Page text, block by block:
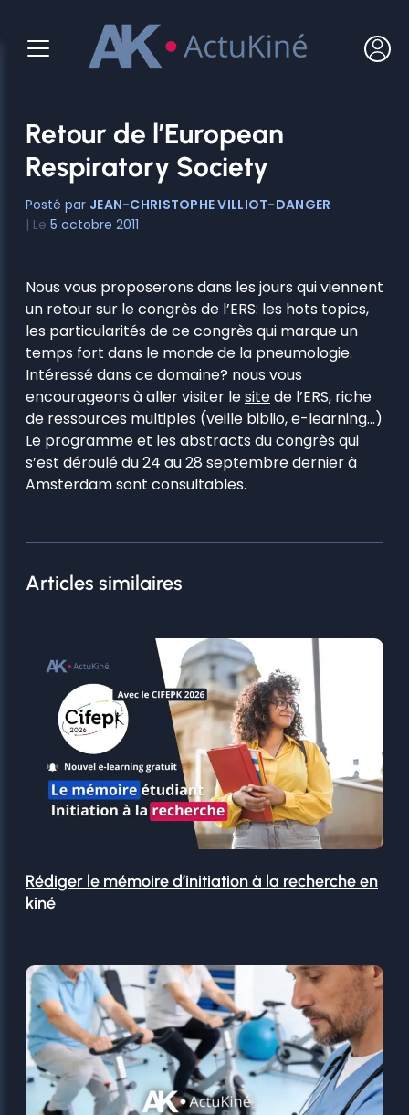
contenu
Retour de l’European
Respiratory Society
JEAN-CHRISTOPHE VILLIOT-DANGER
5 octobre 2011
Nous vous proposerons dans les jours qui viennent
un retour sur le congrès de l’ERS: les hots topics,
les particularités de ce congrès qui marque un
temps fort dans le monde de la pneumologie.
Intéressé dans ce domaine? nous vous
encourageons à aller visiter lesitede l’ERS, riche
de ressources multiples (veille biblio, e-learning…)
Le programme et les abstracts du congrès qui
s’est déroulé du 24 au 28 septembre dernier à
Amsterdam sont consultables.
Articles similaires
Rédiger le mémoire d’initiation à la recherche en
kiné